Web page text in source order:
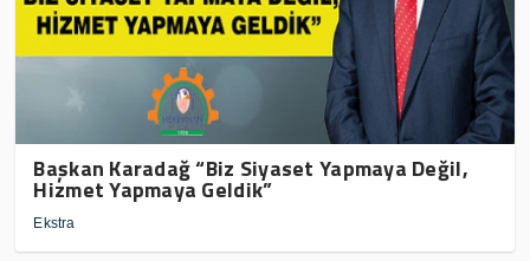
Başkan Karadağ “Biz Siyaset Yapmaya Değil,
Hizmet Yapmaya Geldik”
Ekstra